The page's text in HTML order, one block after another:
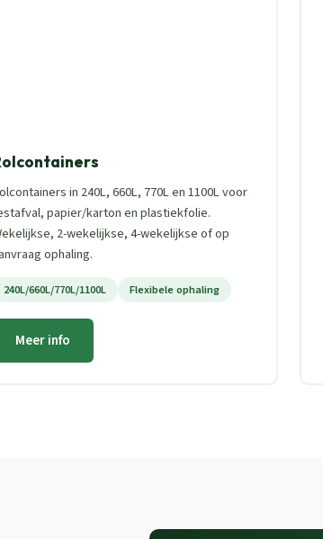
in 240L, 660L, 770L en 1100L voor
papier/karton en plastiekfolie.
2-wekelijkse, 4-wekelijkse of op
ophaling.
240L/660L/770L/1100L Flexibele ophaling
Meer info